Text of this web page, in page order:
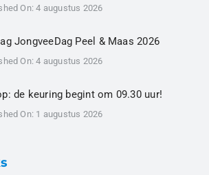
On: 4 augustus 2026
JongveeDag Peel & Maas 2026
On: 4 augustus 2026
de keuring begint om 09.30 uur!
On: 1 augustus 2026